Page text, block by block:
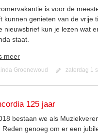
is voor de
kunnen genieten van de vrije
nieuwsbrief kun je lezen wat
staat.
meer
Groenewoud zaterdag 1
125 jaar
bestaan we als
Reden genoeg om er een